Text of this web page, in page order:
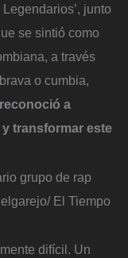
Legendarios’, junto
se sintió como
a través
o cumbia,
a
transformar este
grupo de rap
El Tiempo
difícil. Un